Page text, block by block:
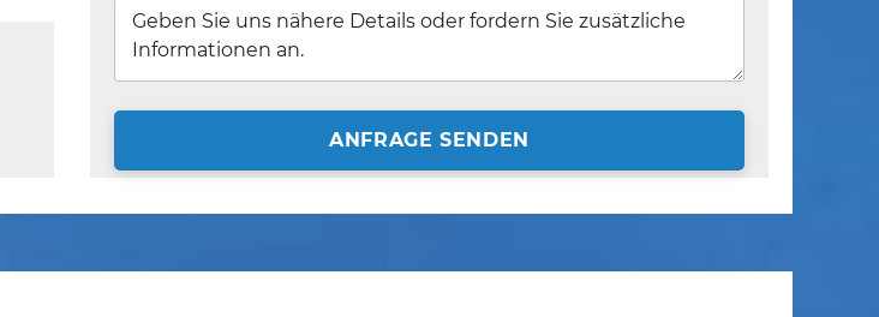
ANFRAGE SENDEN